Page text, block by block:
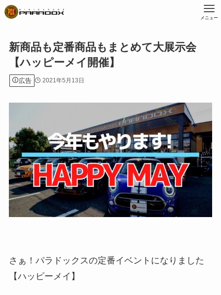
メニュー
新商品も定番商品もまとめて大展示会
【ハッピーメイ開催】
広告 2021年5月13日
さぁ！パラドックスの定番イベントになりました
【ハッピーメイ】